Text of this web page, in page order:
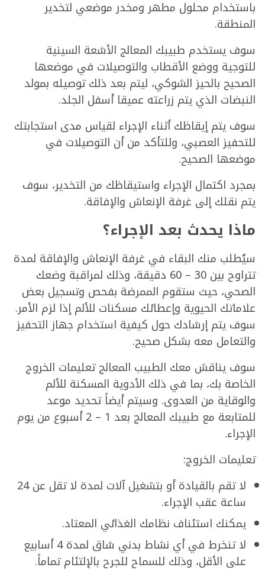
باستخدام محلول مطهر ومخدر موضعي لتخدير
المنطقة.
سوف يستخدم طبيبك المعالج الأشعة السينية
للتوجية ووضع الأقطاب والتوصيلات في موضعها
الصحيح بالحيز الشوكي، ليتم بعد ذلك توصيله بمولد
النبضات الذي يتم زراعته عميقا أسفل الجلد.
سوف يتم إيقاظك أثناء الإجراء لقياس مدى استجابتك
للتحفيز العصبي، وللتأكد من أن التوصيلات في
موضعها الصحيح.
بمجرد اكتمال الإجراء واستيقاظك من التخدير، سوف
يتم نقلك إلى غرفة الإنعاش والإفاقة.
ماذا يحدث بعد الإجراء؟
سيُطلب منك البقاء في غرفة الإنعاش والإفاقة لمدة
تتراوح بين 30 – 60 دقيقة، وذلك لمراقبة وضعك
الصحي، حيث ستقوم الممرضة بفحص وتسجيل بعض
علاماتك الحيوية وإعطائك مسكنات للألم إذا لزم الأمر.
سوف يتم إرشادك حول كيفية استخدام جهاز التحفيز
والتعامل معه بشكل صحيح.
سوف يناقش معك الطبيب المعالج تعليمات الخروج
الخاصة بك، بما في ذلك الأدوية المسكنة للألم
والوقاية من العدوى. وسيتم أيضاً تحديد موعد
للمتابعة مع طبيبك المعالج بعد 1 – 2 أسبوع من يوم
الإجراء.
تعليمات الخروج:
لا تقم بالقيادة أو بتشغيل آلات لمدة لا تقل عن 24
ساعة عقب الإجراء.
يمكنك استئناف نظامك الغذائي المعتاد.
لا تنخرط في أي نشاط بدني شاق لمدة 4 أسابيع
على الأقل، وذلك للسماح للجرح بالإلتئام تماماً.